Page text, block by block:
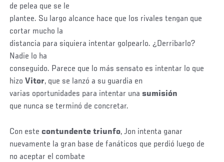
de pelea que se le
plantee. Su largo alcance hace que los rivales tengan que
cortar mucho la
distancia para siquiera intentar golpearlo. ¿Derribarlo?
Nadie lo ha
conseguido. Parece que lo más sensato es intentar lo que
hizoVitor, que se lanzó a su guardia en
varias oportunidades para intentar unasumisión
que nunca se terminó de concretar.
Con estecontundente triunfo, Jon intenta ganar
nuevamente la gran base de fanáticos que perdió luego de
no aceptar el combate